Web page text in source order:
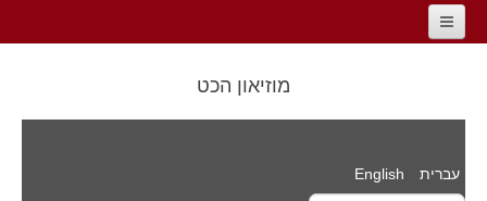
מוזיאון הכט
ד״ר ראובן הכט
עברית English